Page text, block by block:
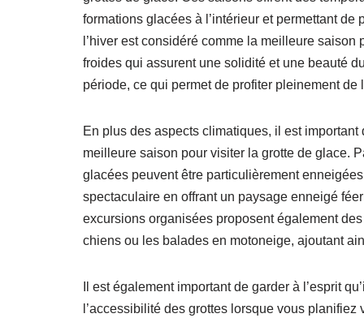
formations glacées à l’intérieur et permettant
l’hiver est considéré comme la meilleure
froides qui assurent une solidité et une beauté
période, ce qui permet de profiter pleinement
En plus des aspects climatiques, il est
meilleure saison pour visiter la grotte de glace.
glacées peuvent être particulièrement
spectaculaire en offrant un paysage enneigé
excursions organisées proposent également
chiens ou les balades en motoneige, ajoutant
Il est également important de garder à l’esprit
l’accessibilité des grottes lorsque vous